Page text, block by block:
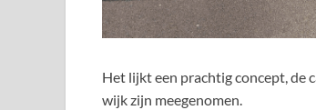
Het lijkt een prachtig concept, de
wijk zijn meegenomen.